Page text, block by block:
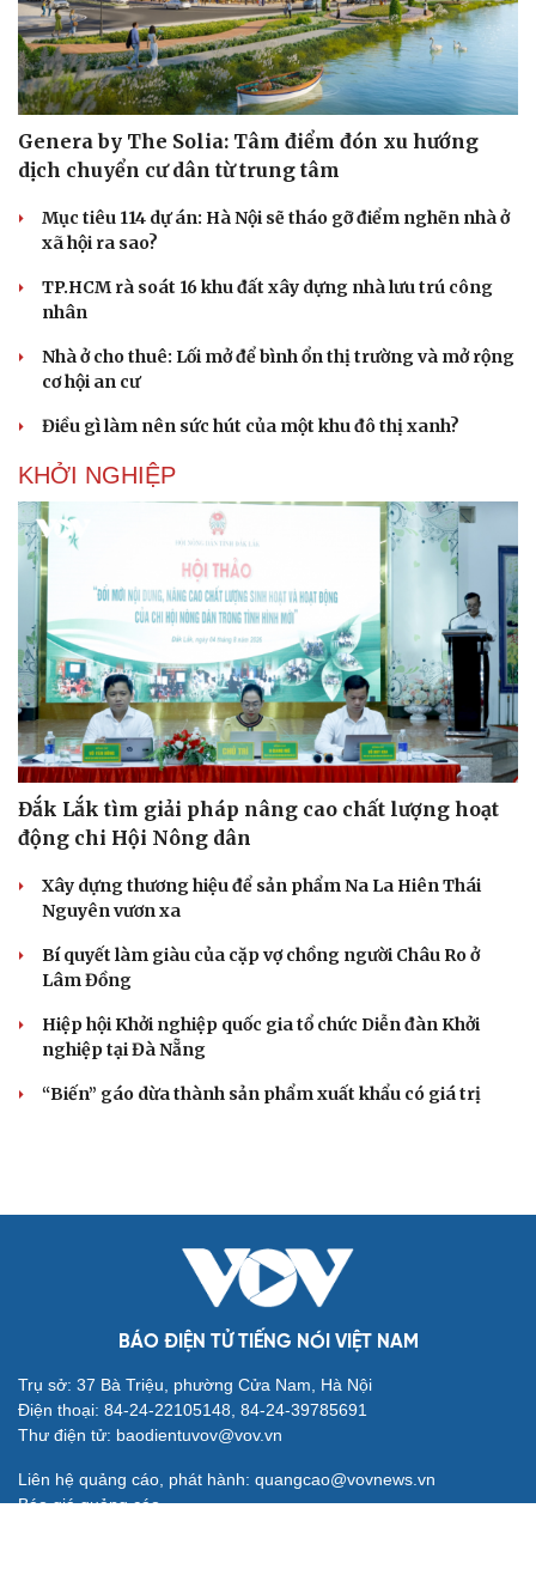
Genera by The Solia: Tâm điểm đón xu hướng
dịch chuyển cư dân từ trung tâm
Mục tiêu 114 dự án: Hà Nội sẽ tháo gỡ điểm nghẽn nhà ở
xã hội ra sao?
TP.HCM rà soát 16 khu đất xây dựng nhà lưu trú công
nhân
Nhà ở cho thuê: Lối mở để bình ổn thị trường và mở rộng
cơ hội an cư
Điều gì làm nên sức hút của một khu đô thị xanh?
KHỞI NGHIỆP
Đắk Lắk tìm giải pháp nâng cao chất lượng hoạt
động chi Hội Nông dân
Xây dựng thương hiệu để sản phẩm Na La Hiên Thái
Nguyên vươn xa
Bí quyết làm giàu của cặp vợ chồng người Châu Ro ở
Lâm Đồng
Hiệp hội Khởi nghiệp quốc gia tổ chức Diễn đàn Khởi
nghiệp tại Đà Nẵng
“Biến” gáo dừa thành sản phẩm xuất khẩu có giá trị
BÁO ĐIỆN TỬ TIẾNG NÓI VIỆT NAM
Trụ sở: 37 Bà Triệu, phường Cửa Nam, Hà Nội
Điện thoại: 84-24-22105148, 84-24-39785691
Thư điện tử: baodientuvov@vov.vn
Liên hệ quảng cáo, phát hành: quangcao@vovnews.vn
Báo giá quảng cáo